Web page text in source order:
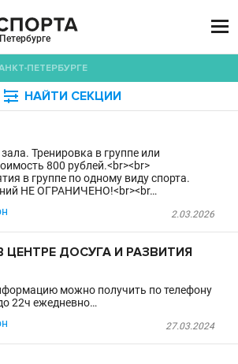

ПЕТЕРБУРГЕ
 НАЙТИ СЕКЦИИ
Тренировка в группе или
800 рублей.<br><br>
в группе по одному виду спорта.
НЕ ОГРАНИЧЕНО!<br><br…
2.03.2026
ЦЕНТРЕ ДОСУГА И РАЗВИТИЯ
можно получить по телефону
22ч ежедневно…
27.03.2024